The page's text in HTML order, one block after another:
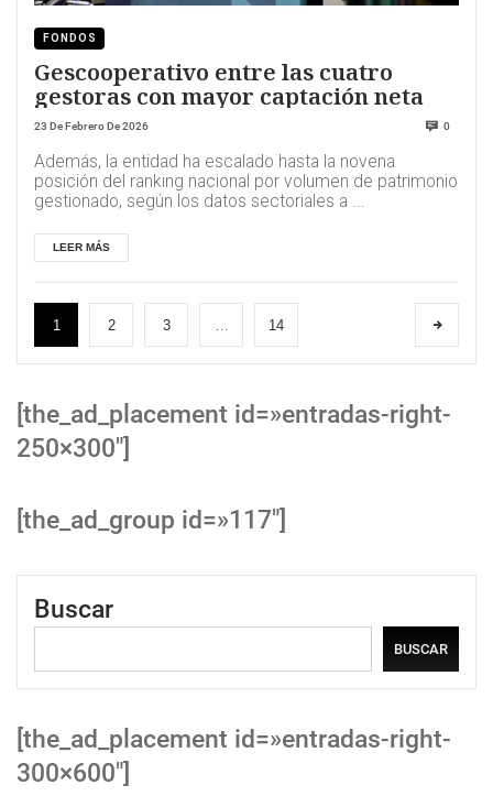
FONDOS
Gescooperativo entre las cuatro
gestoras con mayor captación neta
23 De Febrero De 2026 0
Además, la entidad ha escalado hasta la novena
posición del ranking nacional por volumen de patrimonio
gestionado, según los datos sectoriales a ...
LEER MÁS
1 2 3 14
[the_ad_placement id=»entradas-right-
250×300″]
[the_ad_group id=»117″]
Buscar
BUSCAR
[the_ad_placement id=»entradas-right-
300×600″]